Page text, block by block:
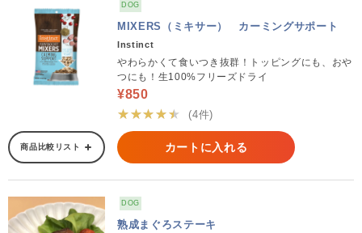
DOG
MIXERS（ミキサー） カーミングサポート
Instinct
やわらかくて食いつき抜群！トッピングにも、おや
つにも！生100%フリーズドライ
¥850
★★★★★
(4件)
商品比較リスト カートに入れる
DOG
熟成まぐろステーキ